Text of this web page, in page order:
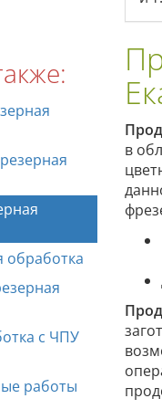
обработка
с ЧПУ
работы
в